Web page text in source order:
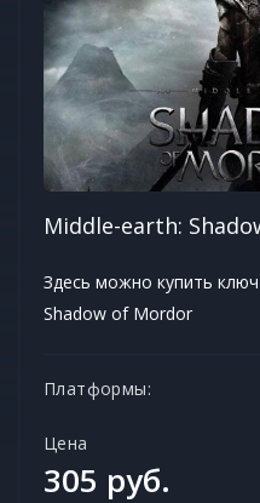
Middle-earth:
Здесь можно купить
Shadow of Mordor
Платформы:
Цена
305 руб.